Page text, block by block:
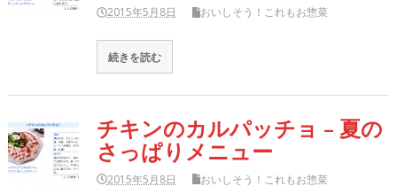
2015年5月8日 おいしそう！これもお惣菜
続きを読む
チキンのカルパッチョ – 夏の
さっぱりメニュー
2015年5月8日 おいしそう！これもお惣菜